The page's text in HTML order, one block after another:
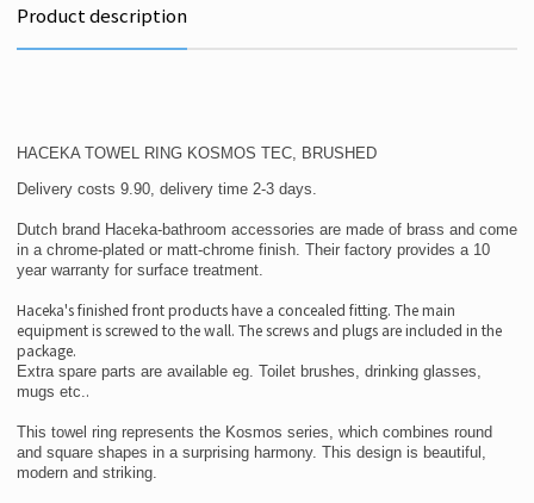
Product description
HACEKA TOWEL RING KOSMOS TEC, BRUSHED
Delivery costs 9.90, delivery time 2-3 days.
Dutch brand Haceka-bathroom accessories are made of brass and come
in a chrome-plated or matt-chrome finish. Their factory provides a 10
year warranty for surface treatment.
Haceka's finished front products have a concealed fitting. The main
equipment is screwed to the wall. The screws and plugs are included in the
package.
Extra spare parts are available eg. Toilet brushes, drinking glasses,
mugs etc..
This towel ring represents the Kosmos series, which combines round
and square shapes in a surprising harmony. This design is beautiful,
modern and striking.